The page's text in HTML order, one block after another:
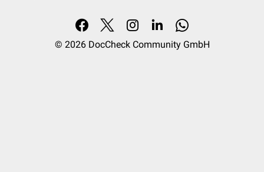
© 2026 DocCheck Community GmbH